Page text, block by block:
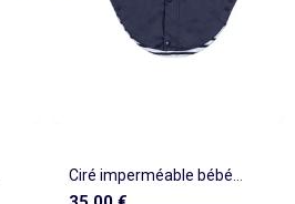
Ciré imperméable bébé